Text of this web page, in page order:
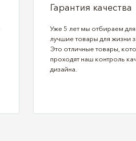
Гарантия качества
Уже 5 лет мы отбираем для
лучшие товары для жизни
Это отличные товары,
проходят наш контроль
дизайна.